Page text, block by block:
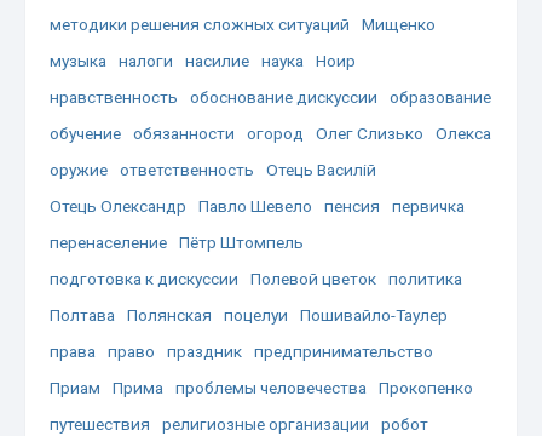
методики решения сложных ситуаций
Мищенко
музыка
налоги насилие наука
Ноир
нравственность
обоснование дискуссии
образование
обучение
обязанности огород Олег Слизько
Олекса
оружие
ответственность
Отець Василій
Отець Олександр
Павло Шевело пенсия
первичка
перенаселение
Пётр Штомпель
подготовка к дискуссии
Полевой цветок
политика
Полтава
Полянская поцелуи
Пошивайло-Таулер
права
право праздник
предпринимательство
Приам
Прима проблемы человечества
Прокопенко
путешествия
религиозные организации
робот